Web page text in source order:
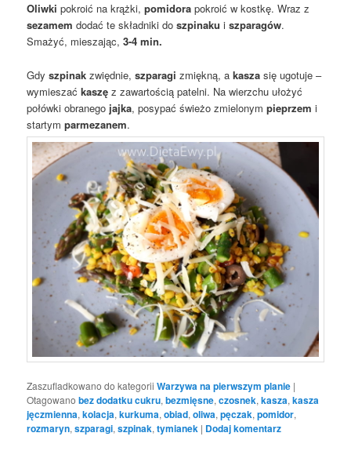
Oliwki pokroić na krążki, pomidora pokroić w kostkę. Wraz z
sezamem dodać te składniki doszpinaku iszparagów.
Smażyć, mieszając,3-4 min.
Gdyszpinak zwiędnie,szparagi zmiękną, akasza się ugotuje –
wymieszaćkaszę z zawartością patelni. Na wierzchu ułożyć
połówki obranego jajka, posypać świeżo zmielonympieprzem i
startymparmezanem.
Zaszufladkowano do kategorii Warzywa na pierwszym planie |
Otagowano bez dodatku cukru,bezmięsne,czosnek,kasza,kasza
jęczmienna,kolacja,kurkuma,obiad,oliwa,pęczak,pomidor,
rozmaryn,szparagi,szpinak,tymianek | Dodaj komentarz